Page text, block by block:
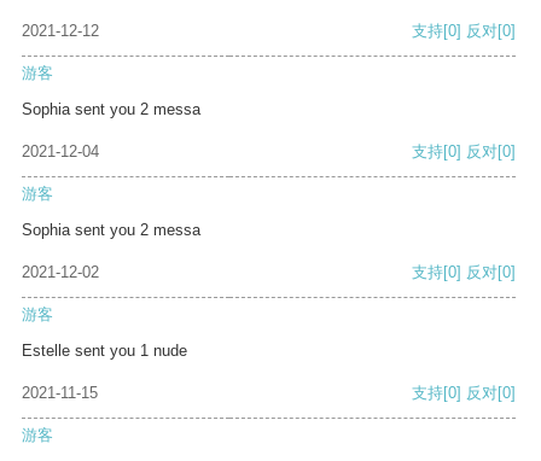
2021-12-12 支持[0] 反对[0]
游客
Sophia sent you 2 messa
2021-12-04 支持[0] 反对[0]
游客
Sophia sent you 2 messa
2021-12-02 支持[0] 反对[0]
游客
Estelle sent you 1 nude
2021-11-15 支持[0] 反对[0]
游客